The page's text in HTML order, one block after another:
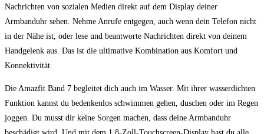
Nachrichten von sozialen Medien direkt auf dem Display deiner
Armbanduhr sehen. Nehme Anrufe entgegen, auch wenn dein Telefon nicht
in der Nähe ist, oder lese und beantworte Nachrichten direkt von deinem
Handgelenk aus. Das ist die ultimative Kombination aus Komfort und
Konnektivität.
Die Amazfit Band 7 begleitet dich auch im Wasser. Mit ihrer wasserdichten
Funktion kannst du bedenkenlos schwimmen gehen, duschen oder im Regen
joggen. Du musst dir keine Sorgen machen, dass deine Armbanduhr